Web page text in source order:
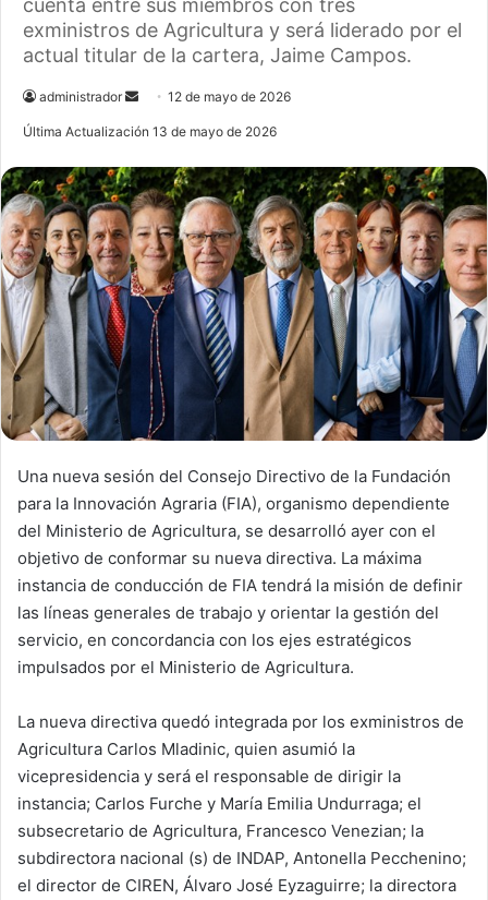
cuenta entre sus miembros con tres
exministros de Agricultura y será liderado por el
actual titular de la cartera, Jaime Campos.
administrador
e
d
a
n
e
m
a
12 de mayo de 2026
Última Actualización 13 de mayo de 2026
Una nueva sesión del Consejo Directivo de la Fundación
para la Innovación Agraria (FIA), organismo dependiente
del Ministerio de Agricultura, se desarrolló ayer con el
objetivo de conformar su nueva directiva. La máxima
instancia de conducción de FIA tendrá la misión de definir
las líneas generales de trabajo y orientar la gestión del
servicio, en concordancia con los ejes estratégicos
impulsados por el Ministerio de Agricultura.
La nueva directiva quedó integrada por los exministros de
Agricultura Carlos Mladinic, quien asumió la
vicepresidencia y será el responsable de dirigir la
instancia; Carlos Furche y María Emilia Undurraga; el
subsecretario de Agricultura, Francesco Venezian; la
subdirectora nacional (s) de INDAP, Antonella Pecchenino;
el director de CIREN, Álvaro José Eyzaguirre; la directora